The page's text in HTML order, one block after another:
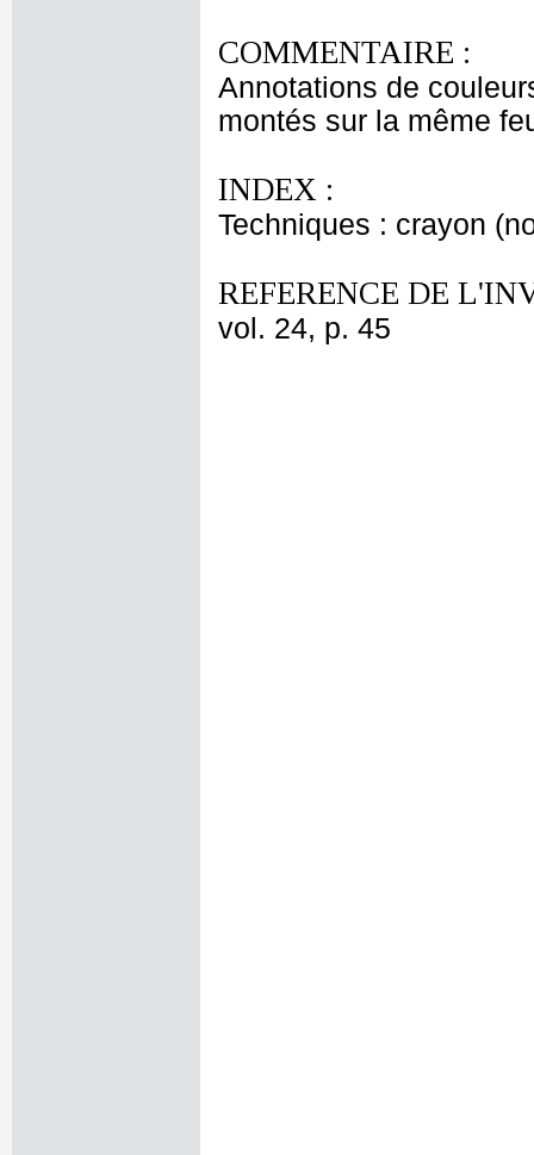
COMMENTAIRE :
Annotations de
montés sur la même
INDEX :
Techniques : crayon
REFERENCE DE
vol. 24, p. 45